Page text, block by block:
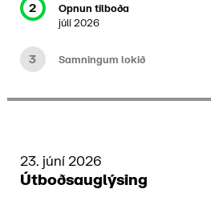
2
Opnun tilboða
júlí 2026
3 Samningum lokið
23. júní 2026
Útboðsauglýsing